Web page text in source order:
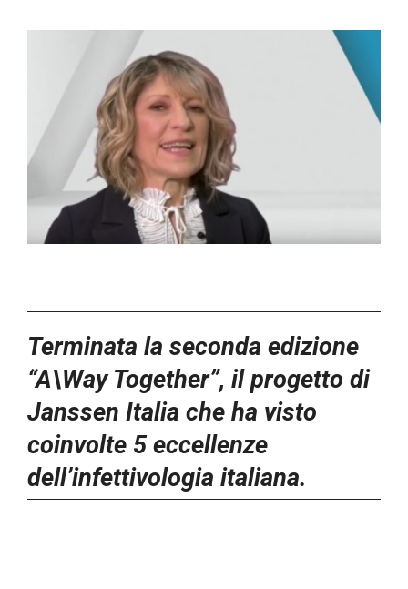
Terminata la seconda edizione
“A\Way Together”, il progetto di
Janssen Italia che ha visto
coinvolte 5 eccellenze
dell’infettivologia italiana.